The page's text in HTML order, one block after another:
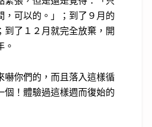
，可以的。」；到了９月的
到了１２月就完全放棄，開
。
嚇你們的，而且落入這樣循
個！體驗過這樣週而復始的